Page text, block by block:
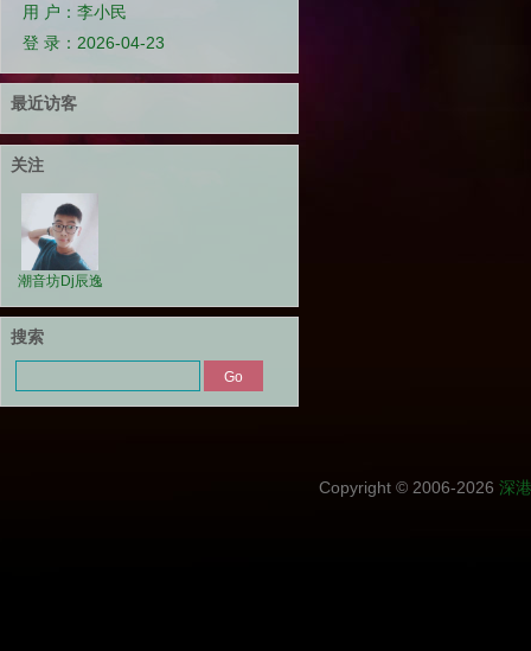
用 户：李小民
登 录：2026-04-23
最近访客
关注
潮音坊Dj辰逸
搜索
Copyright © 2006-2026 深